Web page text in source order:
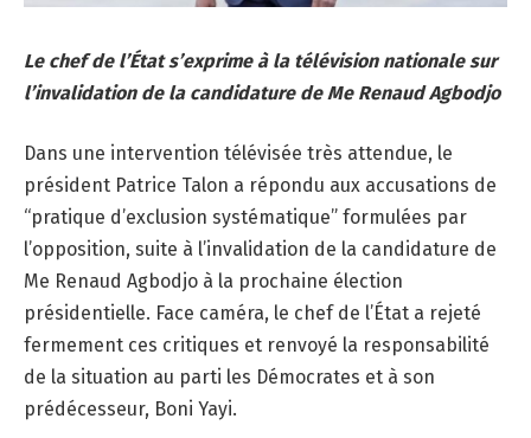
Le chef de l’État s’exprime à la télévision nationale sur
l’invalidation de la candidature de Me Renaud Agbodjo
Dans une intervention télévisée très attendue, le
président Patrice Talon a répondu aux accusations de
“pratique d’exclusion systématique” formulées par
l’opposition, suite à l’invalidation de la candidature de
Me Renaud Agbodjo à la prochaine élection
présidentielle. Face caméra, le chef de l’État a rejeté
fermement ces critiques et renvoyé la responsabilité
de la situation au parti les Démocrates et à son
prédécesseur, Boni Yayi.